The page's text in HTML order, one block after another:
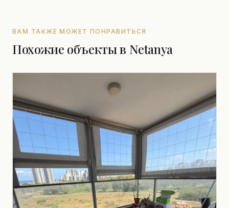
ВАМ ТАКЖЕ МОЖЕТ ПОНРАВИТЬСЯ
Похожие объекты в Netanya